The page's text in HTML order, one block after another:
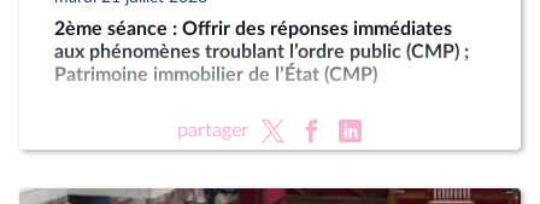
2ème séance : Offrir des réponses immédiates
aux phénomènes troublant l’ordre public (CMP) ;
Patrimoine immobilier de l’État (CMP)
partager